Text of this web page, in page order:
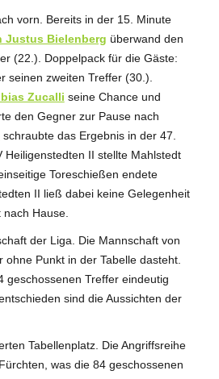
vorn. Bereits in der 15. Minute
Justus Bielenberg überwand den
(22.). Doppelpack für die Gäste:
seinen zweiten Treffer (30.).
Zucalli seine Chance und
den Gegner zur Pause nach
schraubte das Ergebnis in der 47.
II stellte Mahlstedt
Toreschießen endete
II ließ dabei keine Gelegenheit
Hause.
der Liga. Die Mannschaft von
Punkt in der Tabelle dasteht.
geschossenen Treffer eindeutig
sind die Aussichten der
Tabellenplatz. Die Angriffsreihe
was die 84 geschossenen